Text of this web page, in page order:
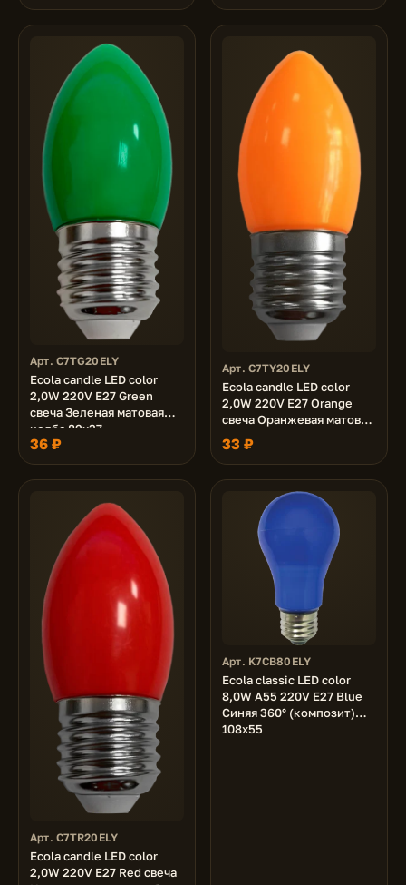
Арт. C7TG20ELY
Ecola candle LED color
2,0W 220V E27 Green
свеча Зеленая матовая
колба 82x37
36 ₽
Арт. C7TY20ELY
Ecola candle LED color
2,0W 220V E27 Orange
свеча Оранжевая матовая
колба 82x37
33 ₽
Арт. C7TR20ELY
Ecola candle LED color
2,0W 220V E27 Red свеча
Арт. K7CB80ELY
Ecola classic LED color
8,0W A55 220V E27 Blue
Синяя 360° (композит)
108x55